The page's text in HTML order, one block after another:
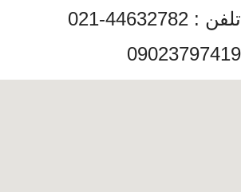
تلفن : 44632782-021
09023797419